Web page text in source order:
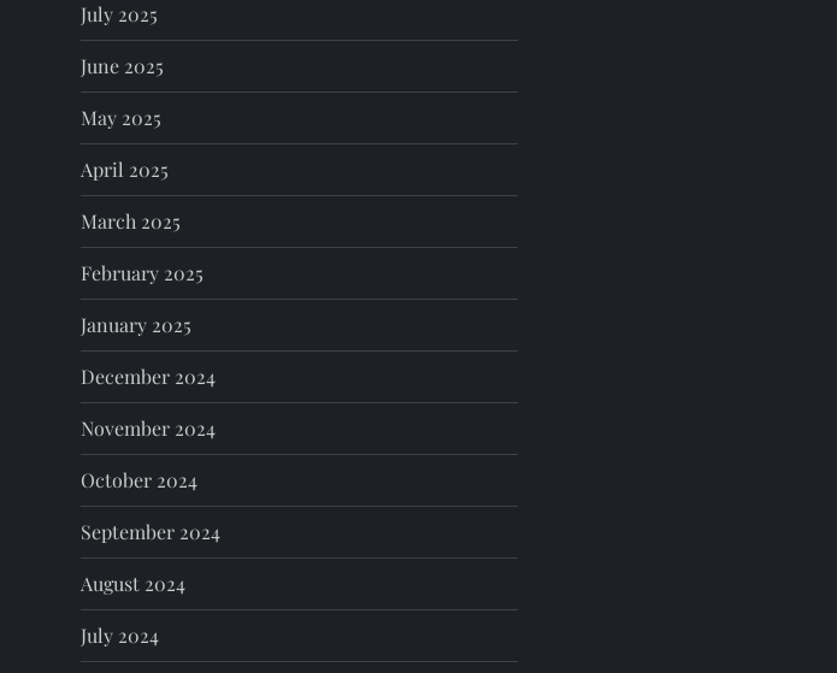
July 2025
June 2025
May 2025
April 2025
March 2025
February 2025
January 2025
December 2024
November 2024
October 2024
September 2024
August 2024
July 2024